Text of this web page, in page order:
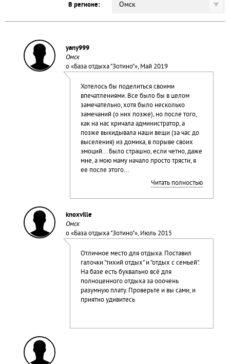
В регионе: Омск
yany999
Омск
о «База отдыха "Зотино"», Май 2019
Хотелось бы поделиться своими
впечатлениями. Все было бы в целом
замечательно, хотя было несколько
замечаний (о них позже), но после того,
как на нас кричала администратор, а
позже выкидывала наши вещи (за час до
выселения) из домика, в порыве своих
эмоций... Было страшно, если четно, даже
мне, а мою маму начало просто трясти, я
ее после этого...
Читать полностью
knoxville
Омск
о «База отдыха "Зотино"», Июль 2015
Отличное место для отдыха. Поставил
галочки "тихий отдых" и "отдых с семьей".
На базе есть буквально всё для
полноценного отдыха за ооочень
разумную плату. Проверьте и вы сами, и
приятно удивитесь